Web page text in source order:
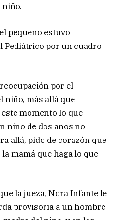
niño.
pequeño estuvo
Pediátrico por un cuadro
por el
niño, más allá que
este momento lo que
niño de dos años no
allá, pido de corazón que
mamá que haga lo que
la jueza, Nora Infante le
provisoria a un hombre